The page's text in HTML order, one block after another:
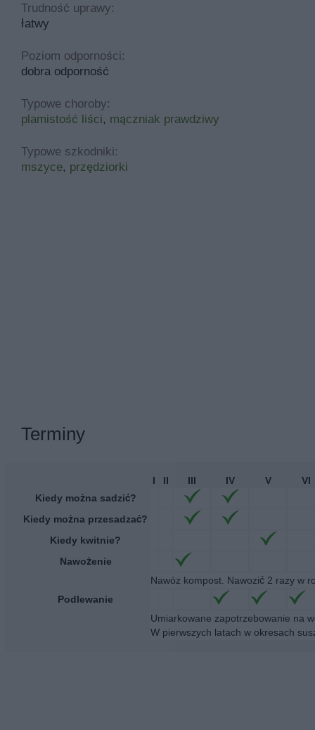
Trudność uprawy:
łatwy
Poziom odporności:
dobra odporność
Typowe choroby:
plamistość liści, mączniak prawdziwy
Typowe szkodniki:
mszyce, przędziorki
Terminy
I II III IV V
VI
Kiedy można sadzić?
Kiedy można przesadzać?
Kiedy kwitnie?
Nawożenie
Nawóz kompost. Nawozić 2 razy w
Podlewanie
Umiarkowane zapotrzebowanie na
W pierwszych latach w okresach